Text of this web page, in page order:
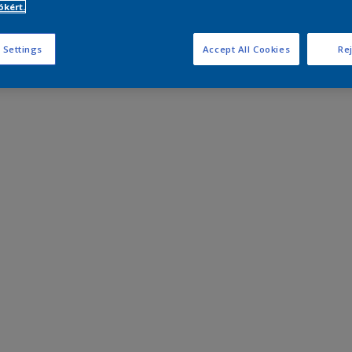
Settings Accept All Cookies